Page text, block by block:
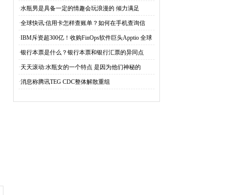
·水瓶男是具备一定的情趣会玩浪漫的 倾力满足
·全球快讯:信用卡怎样查账单？如何在手机查询信
·IBM斥资超300亿！收购FinOps软件巨头Apptio 全球
视讯
·银行本票是什么？银行本票和银行汇票的异同点
·天天滚动:水瓶女的一个特点 是因为他们神秘的
·消息称腾讯TEG CDC整体解散重组